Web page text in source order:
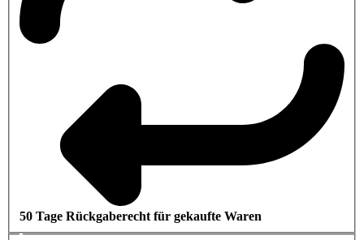
50 Tage Rückgaberecht für gekaufte Waren